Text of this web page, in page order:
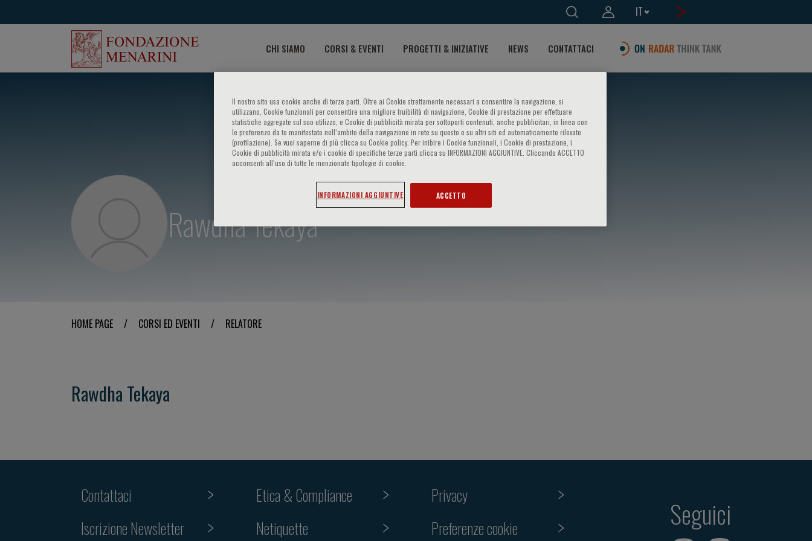
IT
CHI SIAMO CORSI & EVENTI PROGETTI & INIZIATIVE NEWS CONTATTACI
Rawdha Tekaya
HOME PAGE / CORSI ED EVENTI / RELATORE
Rawdha Tekaya
Contattaci
Iscrizione Newsletter
Etica & Compliance
Netiquette
Privacy
Preferenze cookie
Seguici
Il nostro sito usa cookie anche di terze parti. Oltre ai Cookie strettamente necessari a consentire la navigazione, si
utilizzano, Cookie funzionali per consentire una migliore fruibilità di navigazione, Cookie di prestazione per effettuare
statistiche aggregate sul suo utilizzo, e Cookie di pubblicità mirata per sottoporti contenuti, anche pubblicitari, in linea con
le preferenze da te manifestate nell‘ambito della navigazione in rete su questo e su altri siti ed automaticamente rilevate
(profilazione). Se vuoi saperne di più clicca su Cookie policy. Per inibire i Cookie funzionali, i Cookie di prestazione, i
Cookie di pubblicità mirata e/o i cookie di specifiche terze parti clicca su INFORMAZIONI AGGIUNTIVE. Cliccando ACCETTO
acconsenti all’uso di tutte le menzionate tipologie di cookie.
INFORMAZIONI AGGIUNTIVE ACCETTO